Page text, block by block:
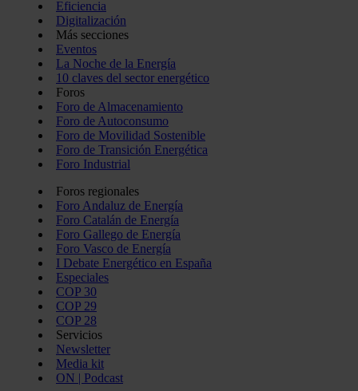
Eficiencia
Digitalización
Más secciones
Eventos
La Noche de la Energía
10 claves del sector energético
Foros
Foro de Almacenamiento
Foro de Autoconsumo
Foro de Movilidad Sostenible
Foro de Transición Energética
Foro Industrial
Foros regionales
Foro Andaluz de Energía
Foro Catalán de Energía
Foro Gallego de Energía
Foro Vasco de Energía
I Debate Energético en España
Especiales
COP 30
COP 29
COP 28
Servicios
Newsletter
Media kit
ON | Podcast